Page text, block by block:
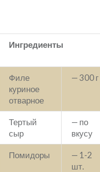
Ингредиенты
Филе
куриное
отварное
— 300 г
Тертый
сыр
— по
вкусу
Помидоры
— 1-2
шт.